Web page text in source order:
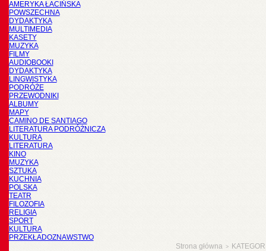
AMERYKA ŁACIŃSKA
POWSZECHNA
DYDAKTYKA
MULTIMEDIA
KASETY
MUZYKA
FILMY
AUDIOBOOKI
DYDAKTYKA
LINGWISTYKA
PODRÓŻE
PRZEWODNIKI
ALBUMY
MAPY
CAMINO DE SANTIAGO
LITERATURA PODRÓŻNICZA
KULTURA
LITERATURA
KINO
MUZYKA
SZTUKA
KUCHNIA
POLSKA
TEATR
FILOZOFIA
RELIGIA
SPORT
KULTURA
PRZEKŁADOZNAWSTWO
Strona główna >